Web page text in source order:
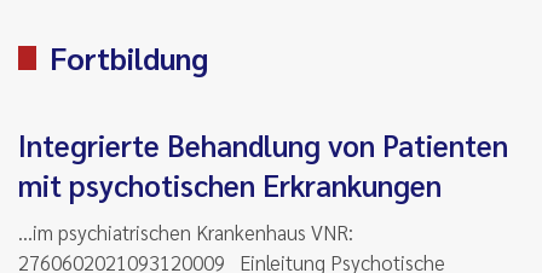
Fortbildung
Integrierte Behandlung von Patienten
mit psychotischen Erkrankungen
...im psychiatrischen Krankenhaus VNR:
2760602021093120009 Einleitung Psychotische